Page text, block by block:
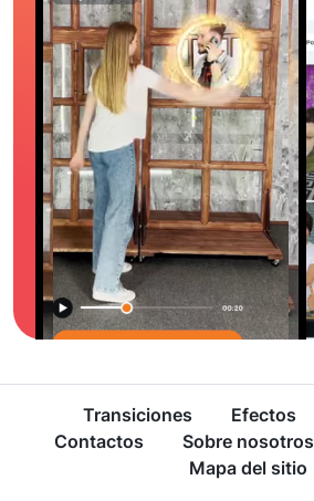
Transiciones Efectos
Contactos
Sobre nosotros
Mapa del sitio